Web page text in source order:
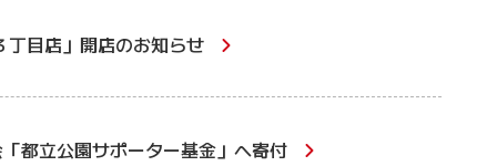
丁目店」開店のお知らせ
都立公園サポーター基金」へ寄付